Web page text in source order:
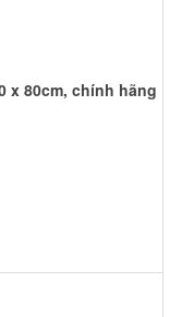
x 80cm, chính hãng